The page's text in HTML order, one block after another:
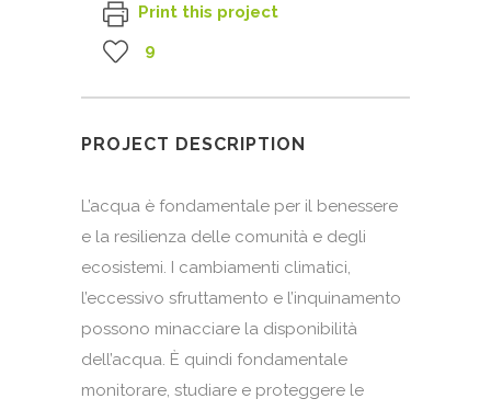
Print this project
9
PROJECT DESCRIPTION
L’acqua è fondamentale per il benessere
e la resilienza delle comunità e degli
ecosistemi. I cambiamenti climatici,
l’eccessivo sfruttamento e l’inquinamento
possono minacciare la disponibilità
dell’acqua. È quindi fondamentale
monitorare, studiare e proteggere le